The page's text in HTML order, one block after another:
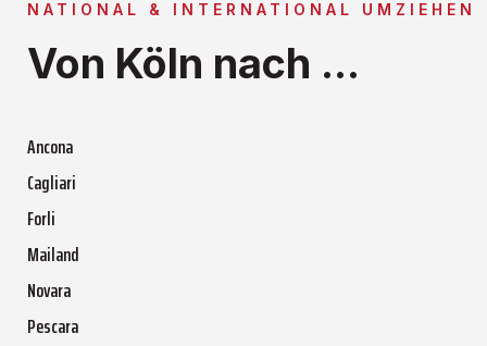
NATIONAL & INTERNATIONAL UMZIEHEN
Von Köln nach ...
Ancona
Cagliari
Forli
Mailand
Novara
Pescara